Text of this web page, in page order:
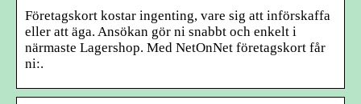
Företagskort kostar ingenting, vare sig att införskaffa
eller att äga. Ansökan gör ni snabbt och enkelt i
närmaste Lagershop. Med NetOnNet företagskort får
ni:.